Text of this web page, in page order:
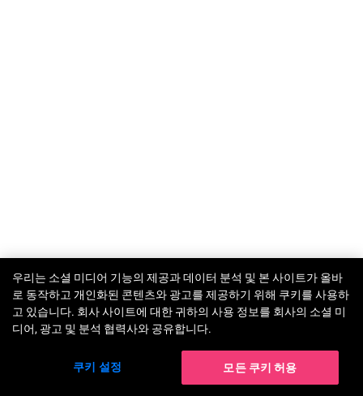
TRY-ON
우리는 소셜 미디어 기능의 제공과 데이터 분석 및 본 사이트가 올바
로 동작하고 개인화된 콘텐츠와 광고를 제공하기 위해 쿠키를 사용하
고 있습니다. 회사 사이트에 대한 귀하의 사용 정보를 회사의 소셜 미
디어, 광고 및 분석 협력사와 공유합니다.
쿠키 설정 모든 쿠키 허용